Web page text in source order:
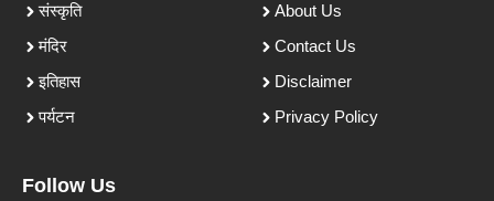
संस्कृति
मंदिर
इतिहास
पर्यटन
About Us
Contact Us
Disclaimer
Privacy Policy
Follow Us